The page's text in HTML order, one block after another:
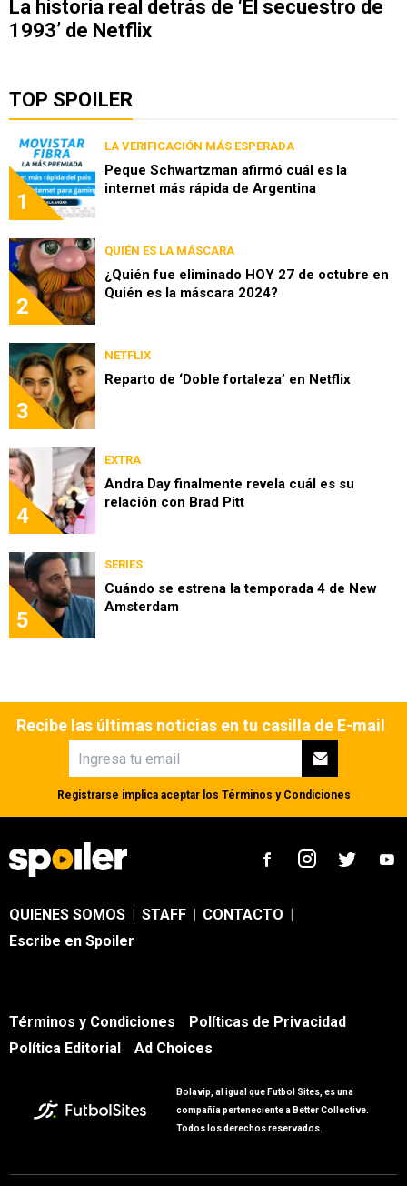
La historia real detrás de ‘El secuestro de
1993’ de Netflix
TOP SPOILER
1
LA VERIFICACIÓN MÁS ESPERADA
Peque Schwartzman afirmó cuál es la
internet más rápida de Argentina
2
QUIÉN ES LA MÁSCARA
¿Quién fue eliminado HOY 27 de octubre en
Quién es la máscara 2024?
3
NETFLIX
Reparto de ‘Doble fortaleza’ en Netflix
4
EXTRA
Andra Day finalmente revela cuál es su
relación con Brad Pitt
5
SERIES
Cuándo se estrena la temporada 4 de New
Amsterdam
Recibe las últimas noticias en tu casilla de E-mail
Registrarse implica aceptar los Términos y Condiciones
QUIENES SOMOS | STAFF | CONTACTO |
Escribe en Spoiler
Términos y Condiciones
Políticas de Privacidad
Política Editorial
Ad Choices
Bolavip, al igual que Futbol Sites, es una
compañía perteneciente a Better Collective.
Todos los derechos reservados.